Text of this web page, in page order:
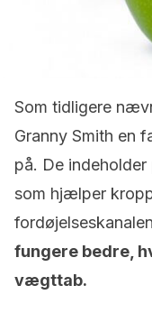
Som tidligere
Granny Smith en
på. De
som hjælper
fungere bedre,
vægttab.